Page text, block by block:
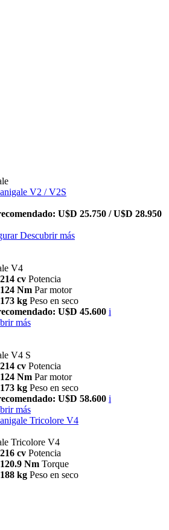
V2 / V2S
U$D 25.750 / U$D 28.950
Descubrir más
V4
214 cv Potencia
124 Nm Par motor
173 kg Peso en seco
U$D 45.600 i
más
V4 S
214 cv Potencia
124 Nm Par motor
173 kg Peso en seco
U$D 58.600 i
más
Tricolore V4
Tricolore V4
216 cv Potencia
120.9 Nm Torque
188 kg Peso en seco